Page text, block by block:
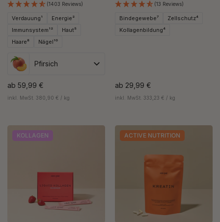
(1403 Reviews)
Verdauung¹
Energie²
Immunsystem¹²
Haut⁵
Haare⁸
Nägel¹⁰
Pfirsich
ab 59,99 €
inkl. MwSt. 380,90 € / kg
(13 Reviews)
Bindegewebe⁷
Zellschutz⁴
Kollagenbildung⁴
ab 29,99 €
inkl. MwSt. 333,23 € / kg
KOLLAGEN ACTIVE NUTRITION